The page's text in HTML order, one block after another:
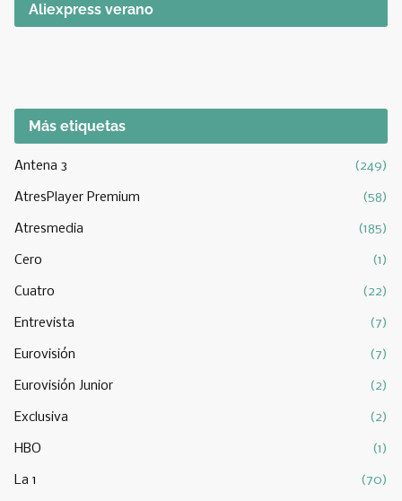
Aliexpress verano
Más etiquetas
Antena 3 (249)
AtresPlayer Premium (58)
Atresmedia (185)
Cero (1)
Cuatro (22)
Entrevista (7)
Eurovisión (7)
Eurovisión Junior (2)
Exclusiva (2)
HBO (1)
La 1 (70)